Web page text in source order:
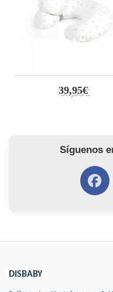
39,95€
Síguenos
DISBABY